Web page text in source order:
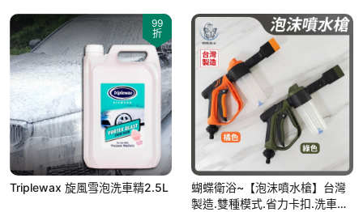
99
折
Triplewax 旋風雪泡洗車精2.5L
蝴蝶衛浴~【泡沫噴水槍】台灣
製造.雙種模式.省力卡扣.洗車神